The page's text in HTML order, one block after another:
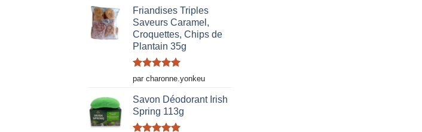
Friandises Triples
Saveurs Caramel,
Croquettes, Chips de
Plantain 35g
Note5sur
5
par charonne.yonkeu
Savon Déodorant Irish
Spring 113g